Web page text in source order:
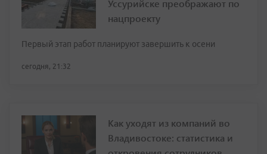
Уссурийске преображают по
нацпроекту
Первый этап работ планируют завершить к осени
сегодня, 21:32
Как уходят из компаний во
Владивостоке: статистика и